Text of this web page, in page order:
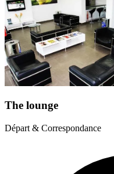
The lounge
Départ & Correspondance